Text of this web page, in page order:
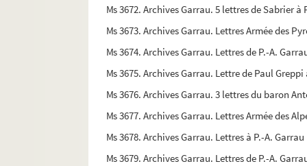
Ms 3672. Archives Garrau. 5 lettres de Sabrier à
Ms 3673. Archives Garrau. Lettres Armée des
Ms 3674. Archives Garrau. Lettres de P.-A.
Ms 3675. Archives Garrau. Lettre de Paul Greppi
Ms 3676. Archives Garrau. 3 lettres du baron
Ms 3677. Archives Garrau. Lettres Armée des
Ms 3678. Archives Garrau. Lettres à P.-A.
Ms 3679. Archives Garrau. Lettres de P.-A.